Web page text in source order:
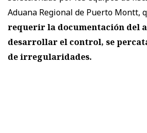
Aduana Regional de Puerto Montt,
requerir la documentación del
desarrollar el control, se
de irregularidades.